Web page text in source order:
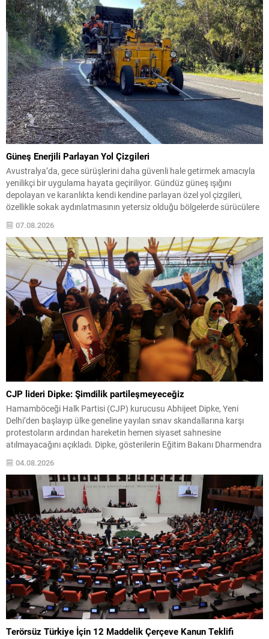
Güneş Enerjili Parlayan Yol Çizgileri
Avustralya’da, gece sürüşlerini daha güvenli hale getirmek amacıyla
yenilikçi bir uygulama hayata geçiriliyor. Gündüz güneş ışığını
depolayan ve karanlıkta kendi kendine parlayan özel yol çizgileri,
özellikle sokak aydınlatmasının yetersiz olduğu bölgelerde sürücülere
daha net bir görüş sunmayı hedefliyor. Fosforlu kaplamaya sahip bu
yeni nesil şerit işaretleri sayesinde virajlar, şerit sınırları...
07.08.2026
CJP lideri Dipke: Şimdilik partileşmeyeceğiz
Hamamböceği Halk Partisi (CJP) kurucusu Abhijeet Dipke, Yeni
Delhi’den başlayıp ülke geneline yayılan sınav skandallarına karşı
protestoların ardından hareketin hemen siyaset sahnesine
atılmayacağını açıkladı. Dipke, gösterilerin Eğitim Bakanı Dharmendra
için çözüm olmadığını savundu. Dipke, Chhatrapati
Sambhajinagar’daki evinde Reuters’a verdiği söyleşide, destekçilerinin
önümüzdeki iki...
04.08.2026
Terörsüz Türkiye İçin 12 Maddelik Çerçeve Kanun Teklifi